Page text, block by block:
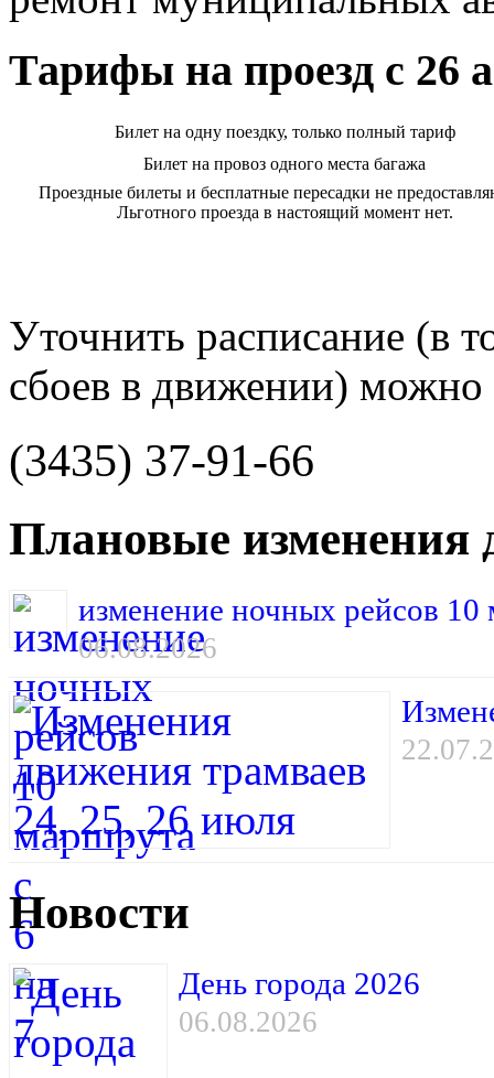
Тарифы на проезд с 26
Билет на одну поездку, только полный тариф
Билет на провоз одного места багажа
Проездные билеты и бесплатные пересадки не
Льготного проезда в настоящий момент нет.
Уточнить расписание (в
сбоев в движении) можно
(3435) 37-91-66
Плановые изменения
изменение ночных рейсов 10
06.08.2026
Новости
День города 2026
06.08.2026